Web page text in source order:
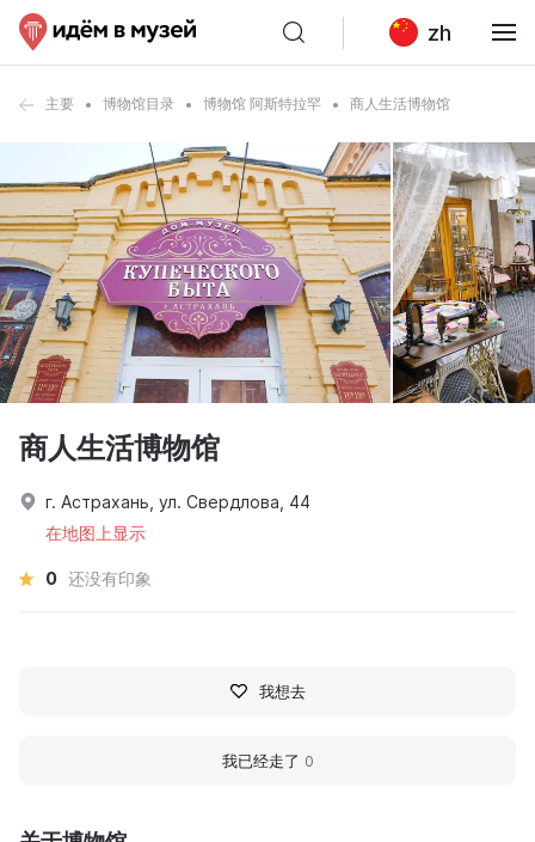
zh
主要 博物馆目录 博物馆 阿斯特拉罕 商人生活博物馆
商人生活博物馆
г. Астрахань, ул. Свердлова, 44
在地图上显示
0 还没有印象
我想去
我已经走了 0